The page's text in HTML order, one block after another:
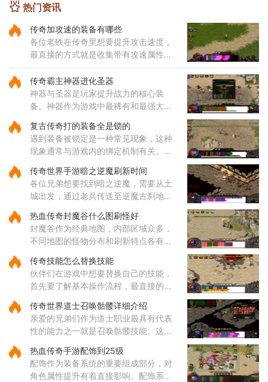
热门资讯
传奇加攻速的装备有哪些
各位老铁在传奇里想要提升攻击速度，
最直接的方式就是收集带有攻速属性的
装备哦，咱们常见的攻速装备包括了狂
风套装里的戒指和项链，只需要一枚狂
风戒指就能给你增加一点攻击
传奇霸主神器进化圣器
神器与圣器是玩家提升战力的核心装
备。神器作为游戏中最稀有和最强大的
每种神器都具备独特的技能和被动效
果。玩家收集一定数量的神器后，
复古传奇打的装备全是锁的
遇到装备被锁定是一种常见现象，这种
现象通常与游戏内的绑定机制有关。部
上，这种绑定状态会限制装备的交易和
丢弃功能。装备锁定是游戏设计
传奇世界手游暗之逆魔刷新时间
各位兄弟想要找到暗之逆魔，需要从土
城出发，通过老兵传送至逆魔古刹地
魔阵中，咱们需要先进入右边的门，然
后按照逆时针方向前进，最终将
热血传奇封魔谷什么图刷怪好
封魔谷作为经典地图，内部区域众多，
不同地图的怪物分布和刷新特点各有差
角度来看，纵横道作为一个枢纽性质的
区域，连接着多个重要地点，
传奇技能怎么替换技能
伙伴们在游戏中想要替换自己的技能，
首先要了解基本操作流程，最直接的方
标上通过拖拽操作来调整它们的位置顺
序。这样的调整能够帮助哥哥
传奇世界道士召唤骷髅详细介绍
亲爱的兄弟们作为道士职业最具有代表
性的能力之一就是召唤骷髅技能。这个
能，让你能够通过施法将死去的生灵转
化为强大的骷髅伙伴。当你学
热血传奇手游配饰到25级
配饰作为装备系统的重要组成部分，对
角色属性提升有着直接影响。配饰系统